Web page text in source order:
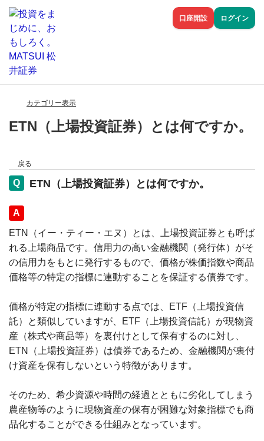
口座開設 ログイン
カテゴリー表示
ETN（上場投資証券）とは何ですか。
戻る
ETN（上場投資証券）とは何ですか。
回答
ETN（イー・ティー・エヌ）とは、上場投資証券とも呼ば
れる上場商品です。信用力の高い金融機関（発行体）がそ
の信用力をもとに発行するもので、価格が株価指数や商品
価格等の特定の指標に連動することを保証する債券です。
価格が特定の指標に連動する点では、ETF（上場投資信
託）と類似していますが、ETF（上場投資信託）が現物資
産（株式や商品等）を裏付けとして保有するのに対し、
ETN（上場投資証券）は債券であるため、金融機関が裏付
け資産を保有しないという特徴があります。
そのため、希少資源や時間の経過とともに劣化してしまう
農産物等のように現物資産の保有が困難な対象指標でも商
品化することができる仕組みとなっています。